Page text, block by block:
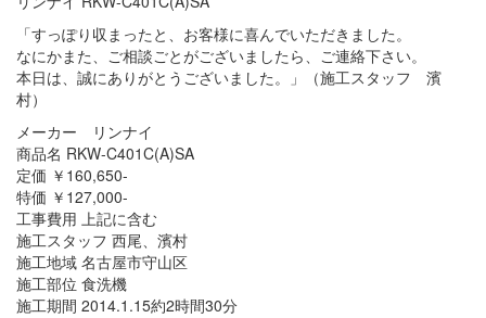
「すっぽり収まったと、お客様に喜んでいただきました。
なにかまた、ご相談ごとがございましたら、ご連絡下さい。
本日は、誠にありがとうございました。」（施工スタッフ 濱
村）
メーカー リンナイ
商品名 RKW-C401C(A)SA
定価 ￥160,650-
特価 ￥127,000-
工事費用 上記に含む
施工スタッフ 西尾、濱村
施工地域 名古屋市守山区
施工部位 食洗機
施工期間 2014.1.15約2時間30分